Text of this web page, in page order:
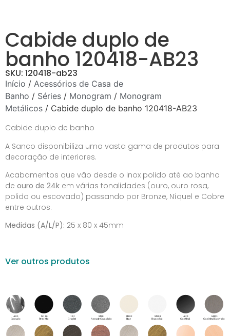
Cabide duplo de
banho 120418-AB23
SKU: 120418-ab23
Início / Acessórios de Casa de
Banho / Séries / Monogram / Monogram
Metálicos / Cabide duplo de banho 120418-AB23
Cabide duplo de banho
A Sanco disponibiliza uma vasta gama de produtos para
decoração de interiores.
Acabamentos que vão desde o inox polido até ao banho
de ouro de 24k em várias tonalidades (ouro, ouro rosa,
polido ou escovado) passando por Bronze, Níquel e Cobre
entre outros.
Medidas (A/L/P): 25 x 80 x 45mm
Ver outros produtos